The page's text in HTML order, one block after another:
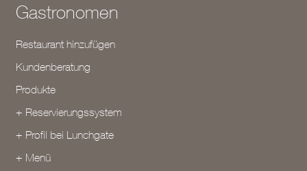
Gastronomen
Restaurant hinzufügen
Kundenberatung
Produkte
+ Reservierungssystem
+ Profil bei Lunchgate
+ Menü